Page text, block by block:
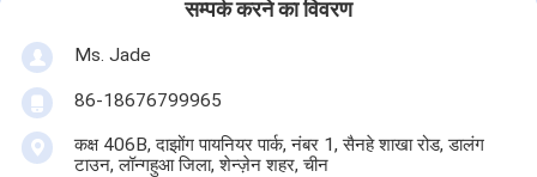
सम्पर्क करने का विवरण
Ms. Jade
86-18676799965
कक्ष 406B, दाझोंग पायनियर पार्क, नंबर 1, सैनहे शाखा रोड, डालंग
टाउन, लॉन्गहुआ जिला, शेन्ज़ेन शहर, चीन